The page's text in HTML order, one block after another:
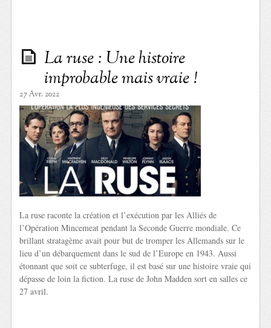
La ruse : Une histoire
improbable mais vraie !
27 Avr. 2022
La ruse raconte la création et l’exécution par les Alliés de
l’Opération Mincemeat pendant la Seconde Guerre mondiale. Ce
brillant stratagème avait pour but de tromper les Allemands sur le
lieu d’un débarquement dans le sud de l’Europe en 1943. Aussi
étonnant que soit ce subterfuge, il est basé sur une histoire vraie qui
dépasse de loin la fiction. La ruse de John Madden sort en salles ce
27 avril.